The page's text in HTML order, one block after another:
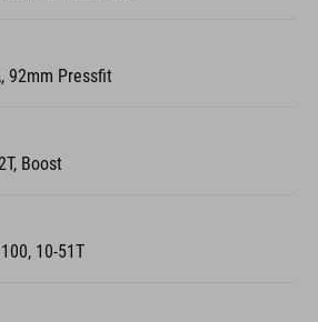
92mm Pressfit
Boost
10-51T